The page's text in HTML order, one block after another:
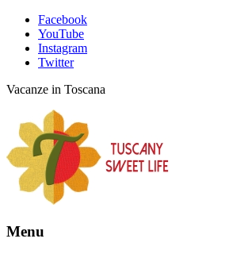
Facebook
YouTube
Instagram
Twitter
Vacanze in Toscana
Menu